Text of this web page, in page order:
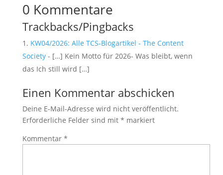
0 Kommentare
Trackbacks/Pingbacks
KW04/2026: Alle TCS-Blogartikel - The Content
Society- […] Kein Motto für 2026- Was bleibt, wenn
das Ich still wird […]
Einen Kommentar abschicken
Deine E-Mail-Adresse wird nicht veröffentlicht.
Erforderliche Felder sind mit * markiert
Kommentar *